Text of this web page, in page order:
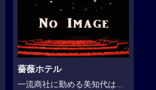
薔薇ホテル
一流商社に勤める美知代は...